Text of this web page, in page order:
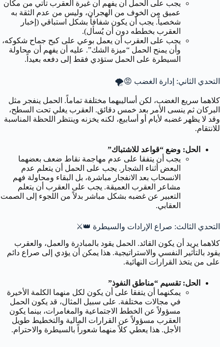
يجب على الحمل أن يفهم أن غيرة العقرب تأتي من مكان
عميق من الخوف من الهجران، وليس من عدم الثقة به
شخصياً. يجب أن يكون شفافاً بشكل استباقي (إخبار
العقرب بخططه دون أن يُسأل).
يجب على العقرب أن يعمل بوعي على كبح جماح شكوكه،
وأن يمنح الحمل “ميزة الشك”. عليه أن يفهم أن محاولة
السيطرة على الحمل ستؤدي فقط إلى دفعه بعيداً.
التحدي الثاني: إدارة الغضب 😡🌪️
كلاهما سريع الغضب، لكن أساليبهما مختلفة تماماً. الحمل ينفجر مثل
البركان ثم ينسى الأمر بعد خمس دقائق. العقرب يغلي تحت السطح،
وقد لا يظهر غضبه لأيام أو أسابيع، لكنه يخزنه وينتظر اللحظة المناسبة
للانتقام.
الحل: وضع “قواعد للاشتباك”
يجب أن يتفقا على عدم مهاجمة نقاط ضعف بعضهما
البعض أثناء الشجار. يجب على الحمل أن يتعلم عدم
الانسحاب بعد الانفجار مباشرة، بل البقاء ومحاولة فهم
مشاعر العقرب العميقة. يجب على العقرب أن يتعلم
التعبير عن غضبه بشكل مباشر بدلاً من اللجوء إلى الصمت
العقابي.
التحدي الثالث: صراع الإرادات والسيطرة 👑⚔️
كلاهما يريد أن يكون القائد. الحمل يقود بالمبادرة والعمل، والعقرب
يقود بالتأثير النفسي والاستراتيجية. هذا يمكن أن يؤدي إلى صراع دائم
على من يتخذ القرارات النهائية.
الحل: تقسيم “مناطق النفوذ”
يمكنهما أن يتفقا على أن يكون لكل منهما الكلمة الأخيرة
في مجالات مختلفة. على سبيل المثال، قد يكون الحمل
مسؤولاً عن الخطط الاجتماعية والمغامرات، بينما يكون
العقرب مسؤولاً عن القرارات المالية والتخطيط طويل
الأجل. هذا يعطي كلاً منهما شعوراً بالسيطرة والاحترام.